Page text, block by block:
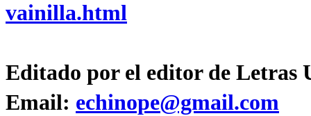
vainilla.html
Editado por el editor de Letras
Email: echinope@gmail.com